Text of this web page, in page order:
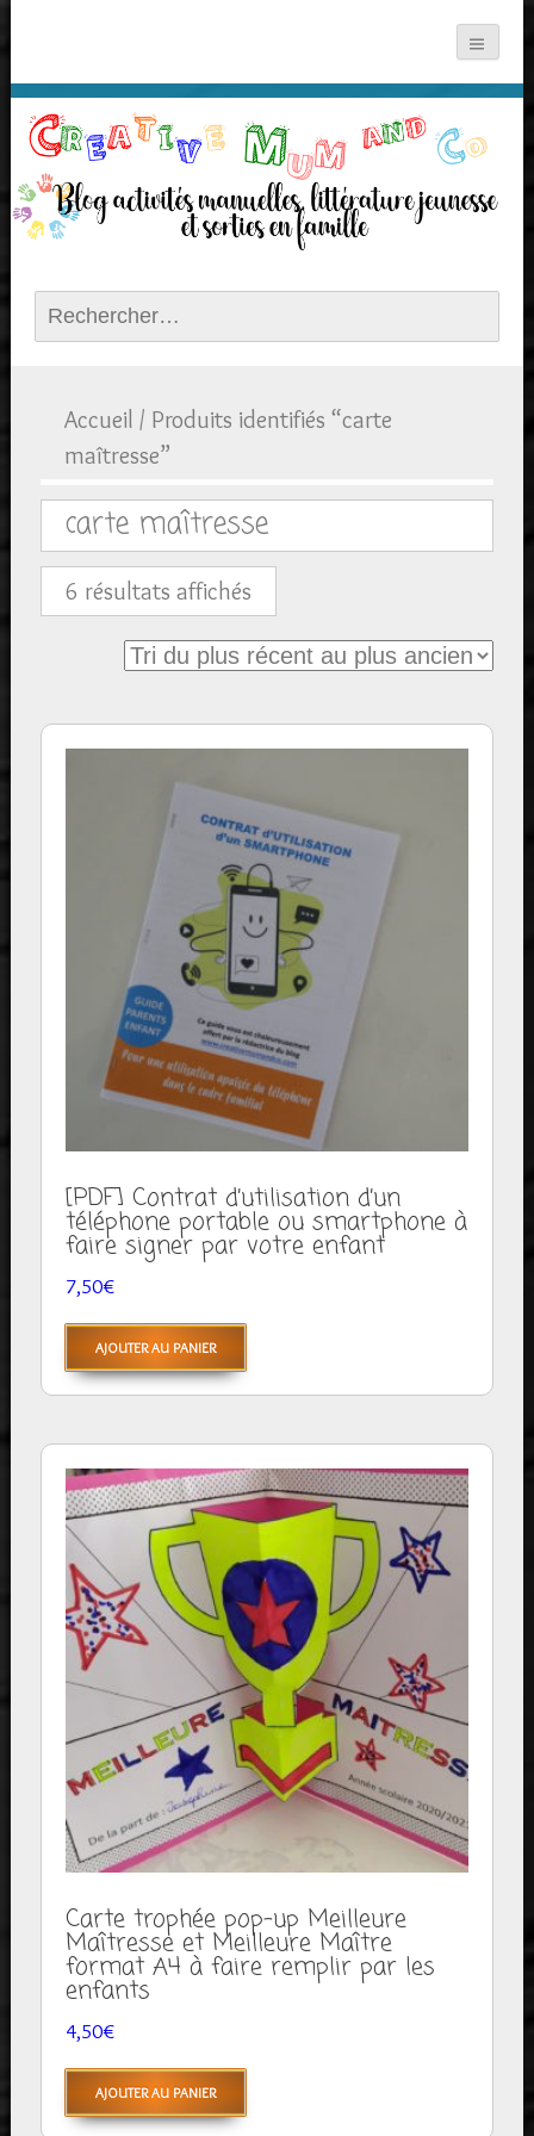
Rechercher :
Accueil / Produits identifiés “carte
maîtresse”
carte maîtresse
6 résultats affichésTrié
du
plus
au
ancien
[PDF] Contrat d’utilisation d’un
téléphone portable ou smartphone à
faire signer par votre enfant
7,50€
AJOUTER AU PANIER
Carte trophée pop-up Meilleure
Maîtresse et Meilleure Maître
format A4 à faire remplir par les
enfants
4,50€
AJOUTER AU PANIER